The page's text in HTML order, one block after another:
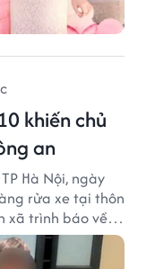
khiến chủ
an
Hà Nội, ngày
rửa xe tại thôn
xã trình báo về
Wave. Trong cốp
1,2 triệu